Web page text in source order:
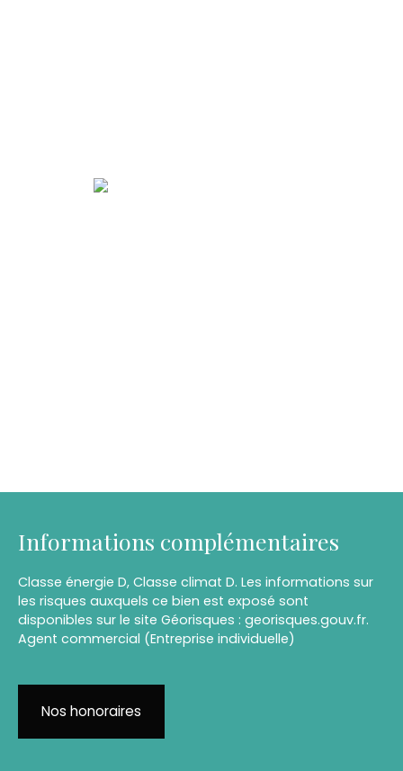
Informations complémentaires
Classe énergie D, Classe climat D. Les informations sur
les risques auxquels ce bien est exposé sont
disponibles sur le site Géorisques : georisques.gouv.fr.
Agent commercial (Entreprise individuelle)
Nos honoraires